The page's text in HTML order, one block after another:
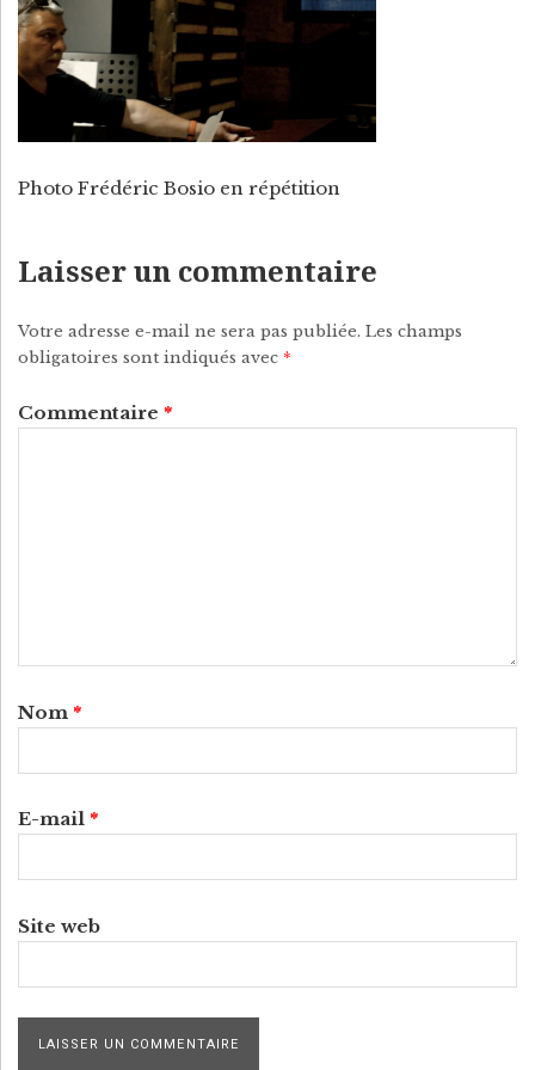
P
Y
Photo Frédéric Bosio en répétition
Laisser un commentaire
Votre adresse e-mail ne sera pas publiée. Les champs
obligatoires sont indiqués avec *
Commentaire *
Nom *
E-mail *
Site web